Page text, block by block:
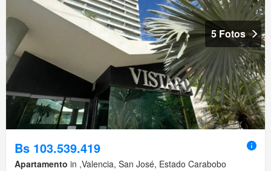
5 Fotos
Bs 103.539.419
Apartamento in ,Valencia, San José, Estado Carabobo